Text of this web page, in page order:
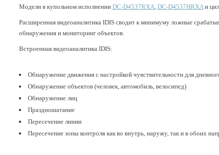
Модели в купольном исполнении DC-D4537RXA, DC-D4537HRXAи
Расширенная видеоаналитика IDIS сводит к минимуму ложные
обнаружения и мониторинг объектов.
Встроенная видеоаналитика IDIS:
Обнаружение движения с настройкой чувствительности для
Обнаружение объектов (человек, автомобиль, велосипед)
Обнаружение лиц
Праздношатание
Пересечение линии
Пересечение зоны контроля как во внутрь, наружу, так и в обоих